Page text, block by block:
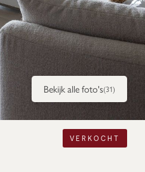
Bekijk alle foto's(31)
VERKOCHT